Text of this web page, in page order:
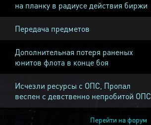
на планку в радиусе действия биржи
Передача предметов
Дополнительная потеря раненых
юнитов флота в конце боя
Исчезли ресурсы с ОПС, Пропал
веспен с девственно непробитой ОПС
Перейти на форум